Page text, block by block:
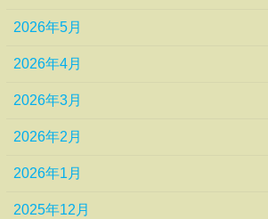
2026年5月
2026年4月
2026年3月
2026年2月
2026年1月
2025年12月